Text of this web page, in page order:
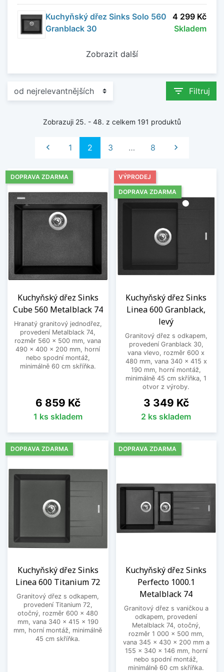
Vyberte si granitový kuchyňský dřez, který
nabídne kombinaci odolnosti, praktičnosti a
Kuchyňský dřez Sinks Solo 560
Granblack 30
4 299 Kč
Skladem
Zobrazit další
filter_list Filtruj
Zobrazuji 25. - 48. z celkem 191 produktů
Předchozí
 1 2 3 … 8 Další

Kuchyňský dřez Sinks
Cube 560 Metalblack 74
Hranatý granitový jednodřez,
provedení Metalblack 74,
rozměr 560 x 500 mm, vana
490 x 400 x 200 mm, horní
nebo spodní montáž,
minimálně 60 cm skříňka.
Cena
6 859 Kč
1 ks skladem
DOPRAVA ZDARMA
Kuchyňský dřez Sinks
Linea 600 Granblack,
levý
Granitový dřez s odkapem,
provedení Granblack 30,
vana vlevo, rozměr 600 x
480 mm, vana 340 x 415 x
190 mm, horní montáž,
minimálně 45 cm skříňka, 1
otvor z výroby.
Cena
3 349 Kč
2 ks skladem
VÝPRODEJ
DOPRAVA ZDARMA
Kuchyňský dřez Sinks
Linea 600 Titanium 72
Granitový dřez s odkapem,
provedení Titanium 72,
otočný, rozměr 600 x 480
mm, vana 340 x 415 x 190
mm, horní montáž, minimálně
45 cm skříňka.
DOPRAVA ZDARMA
Kuchyňský dřez Sinks
Perfecto 1000.1
Metalblack 74
Granitový dřez s vaničkou a
odkapem, provedení
Metalblack 74, otočný,
rozměr 1 000 x 500 mm,
vana 345 x 430 x 200 mm a
155 x 340 x 146 mm, horní
nebo spodní montáž,
minimálně 60 cm skříňka.
DOPRAVA ZDARMA